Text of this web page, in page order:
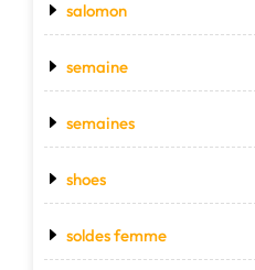
salomon
semaine
semaines
shoes
soldes femme